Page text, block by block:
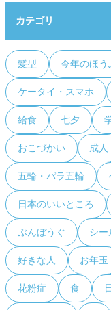
カテゴリ
髪型 今年のほう
ケータイ・スマホ
給食 七夕
おこづかい 成人
五輪・パラ五輪
日本のいいところ
ぶんぼうぐ シー
好きな人 お年玉
花粉症 食